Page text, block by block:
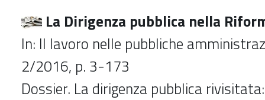
La Dirigenza pubblica nella
In: Il lavoro nelle pubbliche
2/2016, p. 3-173
Dossier. La dirigenza pubblica